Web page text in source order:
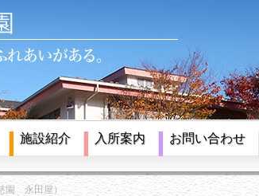
施設紹介 入所案内 お問い合わせ
園 永田屋）